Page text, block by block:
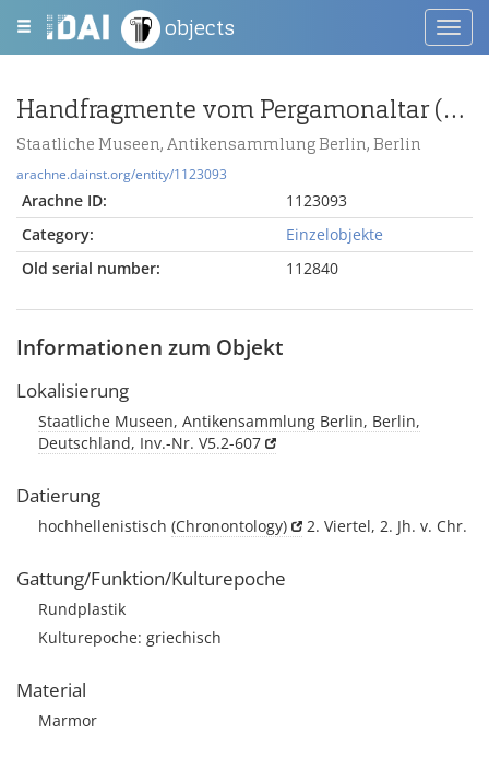
objects
Handfragmente vom Pergamonaltar (Rundplastik oder Relief); Berlin:Relief / Statue (?), Hand, Fragmente
Staatliche Museen, Antikensammlung Berlin, Berlin
arachne.dainst.org/entity/1123093
Arachne ID:
1123093
Category:
Einzelobjekte
Old serial number:
112840
Informationen zum Objekt
Lokalisierung
Staatliche Museen, Antikensammlung Berlin, Berlin,
Deutschland, Inv.-Nr. V5.2-607
Datierung
hochhellenistisch (Chronontology) 2. Viertel, 2. Jh. v. Chr.
Gattung/Funktion/Kulturepoche
Rundplastik
Kulturepoche: griechisch
Material
Marmor